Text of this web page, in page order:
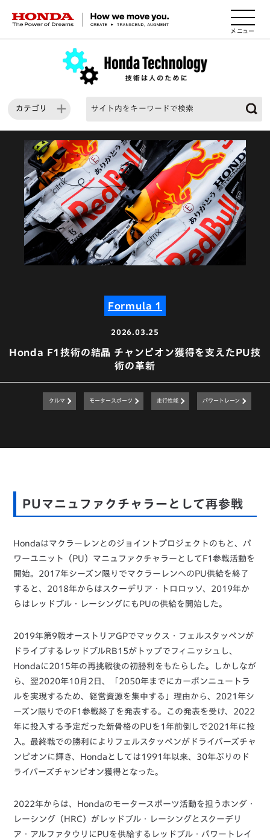
HONDA The Power of Dreams
カテゴリ
Formula 1
2026.03.25
Honda F1技術の結晶 チャンピオン獲得を支えたPU技
術の革新
クルマ モータースポーツ 走行性能 パワートレーン
PUマニュファクチャラーとして再参戦
Hondaはマクラーレンとのジョイントプロジェクトのもと、パ
ワーユニット（PU）マニュファクチャラーとしてF1参戦活動を
開始。2017年シーズン限りでマクラーレンへのPU供給を終了
すると、2018年からはスクーデリア・トロロッソ、2019年か
らはレッドブル・レーシングにもPUの供給を開始した。
2019年第9戦オーストリアGPでマックス・フェルスタッペンが
ドライブするレッドブルRB15がトップでフィニッシュし、
Hondaに2015年の再挑戦後の初勝利をもたらした。しかしなが
ら、翌2020年10月2日、「2050年までにカーボンニュートラ
ルを実現するため、経営資源を集中する」理由から、2021年シ
ーズン限りでのF1参戦終了を発表する。この発表を受け、2022
年に投入する予定だった新骨格のPUを1年前倒しで2021年に投
入。最終戦での勝利によりフェルスタッペンがドライバーズチャ
ンピオンに輝き、Hondaとしては1991年以来、30年ぶりのド
ライバーズチャンピオン獲得となった。
2022年からは、Hondaのモータースポーツ活動を担うホンダ・
レーシング（HRC）がレッドブル・レーシングとスクーデリ
ア・アルファタウリにPUを供給するレッドブル・パワートレイ